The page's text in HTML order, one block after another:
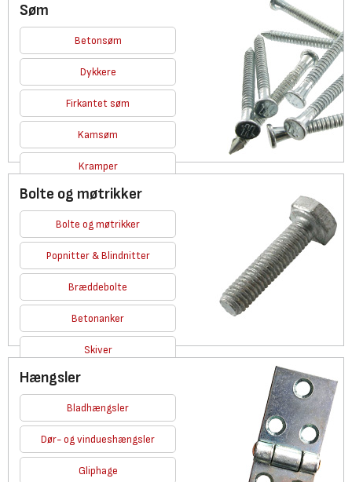
Se alle
Søm
Betonsøm
Dykkere
Firkantet søm
Kamsøm
Kramper
Se alle
Bolte og møtrikker
Bolte og møtrikker
Popnitter & Blindnitter
Bræddebolte
Betonanker
Skiver
Se alle
Hængsler
Bladhængsler
Dør- og vindueshængsler
Gliphage